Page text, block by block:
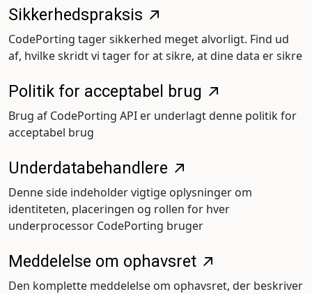
Sikkerhedspraksis
CodePorting tager sikkerhed meget alvorligt. Find ud
af, hvilke skridt vi tager for at sikre, at dine data er sikre
Politik for acceptabel brug
Brug af CodePorting API er underlagt denne politik for
acceptabel brug
Underdatabehandlere
Denne side indeholder vigtige oplysninger om
identiteten, placeringen og rollen for hver
underprocessor CodePorting bruger
Meddelelse om ophavsret
Den komplette meddelelse om ophavsret, der beskriver